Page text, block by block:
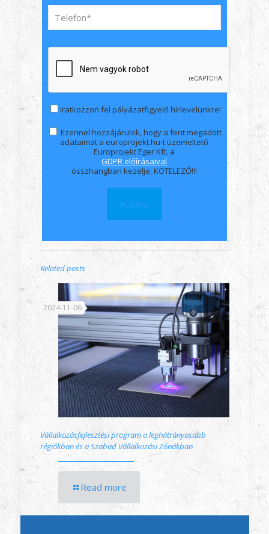
Iratkozzon fel pályázatfigyelő hírlevelünkre!
Ezennel hozzájárulok, hogy a fent megadott
adataimat a europrojekt.hu-t üzemeltető
Europrojekt Eger Kft. a
GDPR előírásaival
összhangban kezelje. KÖTELEZŐ!!!
Related posts
2024-11-06
Vállalkozásfejlesztési program a leghátrányosabb
régiókban és a Szabad Vállalkozási Zónákban
Read more